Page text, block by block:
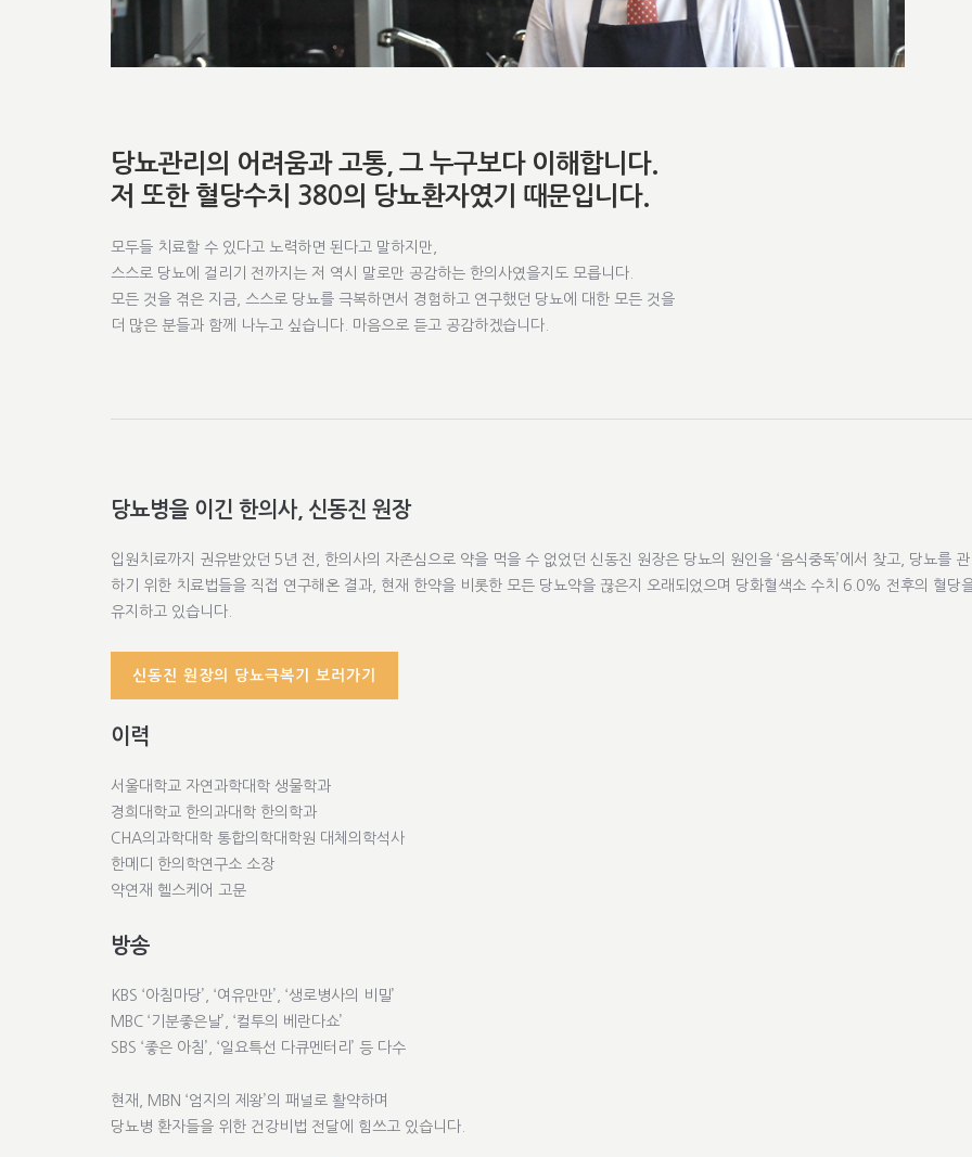
당뇨관리의 어려움과 고통, 그 누구보다 이해합니다.
저 또한 혈당수치 380의 당뇨환자였기 때문입니다.
모두들 치료할 수 있다고 노력하면 된다고 말하지만,
스스로 당뇨에 걸리기 전까지는 저 역시 말로만 공감하는 한의사였을지도 모릅니다.
모든 것을 겪은 지금, 스스로 당뇨를 극복하면서 경험하고 연구했던 당뇨에 대한 모든 것을
더 많은 분들과 함께 나누고 싶습니다. 마음으로 듣고 공감하겠습니다.
당뇨병을 이긴 한의사, 신동진 원장
입원치료까지 권유받았던 5년 전, 한의사의 자존심으로 약을 먹을 수 없었던 신동진 원장은 당뇨의 원인을 ‘음식중독’에서 찾고, 당뇨를
하기 위한 치료법들을 직접 연구해온 결과, 현재 한약을 비롯한 모든 당뇨약을 끊은지 오래되었으며 당화혈색소 수치 6.0% 전후의 혈당
유지하고 있습니다.
신동진 원장의 당뇨극복기 보러가기
이력
서울대학교 자연과학대학 생물학과
경희대학교 한의과대학 한의학과
CHA의과학대학 통합의학대학원 대체의학석사
한메디 한의학연구소 소장
약연재 헬스케어 고문
방송
KBS ‘아침마당’, ‘여유만만’, ‘생로병사의 비밀’
MBC ‘기분좋은날’, ‘컬투의 베란다쇼’
SBS ‘좋은 아침’, ‘일요특선 다큐멘터리’ 등 다수
현재, MBN ‘엄지의 제왕’의 패널로 활약하며
당뇨병 환자들을 위한 건강비법 전달에 힘쓰고 있습니다.